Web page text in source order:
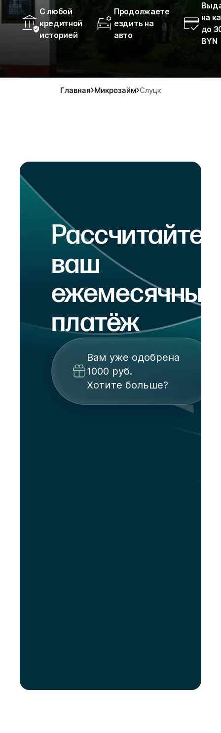
С любой
кредитной
историей
Продолжаете
ездить на
авто
на
до
BYN
Главная Микрозайм Слуцк
Рассчитайте
ваш
ежемесячный
платёж
Вам уже одобрена
1000 руб.
Хотите больше?